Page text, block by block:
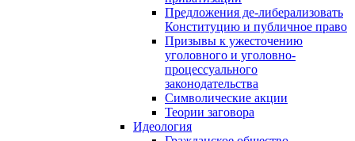
Предложения де-либерализовать
Конституцию и публичное право
Призывы к ужесточению
уголовного и уголовно-
процессуального
законодательства
Символические акции
Теории заговора
Идеология